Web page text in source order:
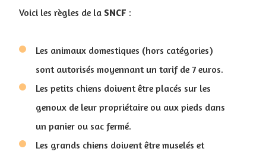
Voici les règles de la SNCF :
Les animaux domestiques (hors catégories)
sont autorisés moyennant un tarif de 7 euros.
Les petits chiens doivent être placés sur les
genoux de leur propriétaire ou aux pieds dans
un panier ou sac fermé.
Les grands chiens doivent être muselés et